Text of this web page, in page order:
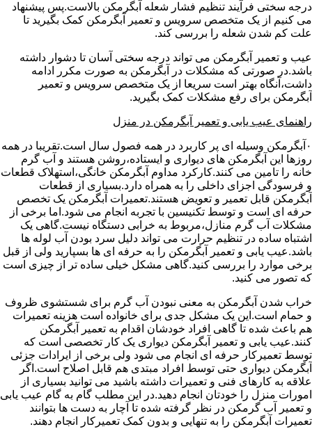
درجه سختی فرآیند تنظیم فشار شعله آبگرمکن بالاست.پس پیشنهاد
می کنیم از یک متخصص سرویس و تعمیر آبگرمکن کمک بگیرید تا
علت کم شدن شعله را بررسی کند.
عیب و تعمیر آبگرمکن می تواند درجه سختی آسان تا دشوار داشته
باشد.در صورتی که مشکلات در آبگرمکن به صورت مکرر ادامه
داشت،آنگاه بهتر است سریعا از یک متخصص سرویس و تعمیر
آبگرمکن برای رفع مشکلات کمک بگیرید.
راهنمای عیب یابی و تعمیر آبگرمکن در منزل
۰آبگرمکن وسیله ای پر کاربرد در همه فصول سال است.تقریبا در همه
روزها این آبگرمکن های دیواری و ایستاده،روشن هستند و آب گرم
خانه را تامین می کنند.کارکرد مداوم آبگرمکن خانگی،استهلاک قطعات
و فرسودگی اجزای داخلی را به همراه دارد.بسیاری از قطعات
آبگرمکن قابل تعمیر و تعویض هستند.تعمیرات آبگرمکن یک تخصص
حرفه ای است و توسط تکنیسین با تجربه انجام می شود.اما برخی از
مشکلات آب گرم منازل،مربوط به خرابی دستگاه نیست.گاهی یک
اشتباه ساده در تنظیم حرارت می تواند دلیل سرد بودن آب لوله ها
باشد.عیب یابی و تعمیر آبگرمکن را به حرفه ای ها بسپارید ولی از قبل
برخی موارد را بررسی کنید.گاهی مشکل خیلی ساده تر از چیزی است
که تصور می کنید.
خراب شدن آبگرمکن به معنی نبودن آب گرم برای شستشوی ظروف
و حمام است.این یک مشکل جدی برای خانواده است هزینه تعمیرات
هم باعث شده تا گاهی افراد خودشان اقدام به تعمیر آبگرمکن
کنند.عیب یابی و تعمیر آبگرمکن دیواری یک کار تخصصی است که
توسط تعمیرکار حرفه ای انجام می شود ولی برخی از ایرادات جزئی
آبگرمکن دیواری حتی توسط افراد مبتدی هم قابل اصلاح است.اگر
علاقه به کارهای فنی و تعمیرات داشته باشید می توانید بسیاری از
امورات منزل را خودتان انجام دهید.در این مطلب گام به گام عیب یابی
و تعمیر آب گرمکن در نظر گرفته شده تا آچار به دست ها بتوانند
تعمیرات آبگرمکن را به تنهایی و بدون کمک تعمیرکار انجام دهند.